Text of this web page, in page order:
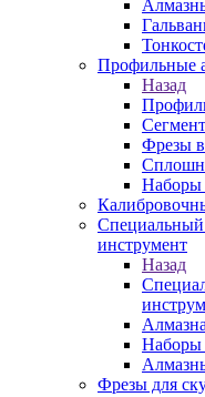
Профильные
Назад
Фрезы
Наборы
инструмент
Назад
Наборы
Фрезы для